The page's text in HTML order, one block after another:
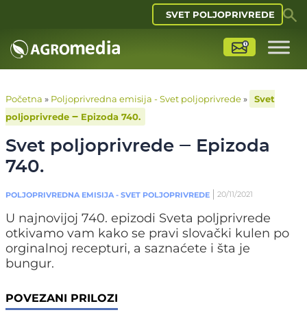
SVET POLJOPRIVREDE
Početna » Poljoprivredna emisija - Svet poljoprivrede»
Svet
poljoprivrede ‒ Epizoda 740.
Svet poljoprivrede ‒ Epizoda
740.
POLJOPRIVREDNA EMISIJA - SVET POLJOPRIVREDE 20/11/2021
U najnovijoj 740. epizodi Sveta poljprivrede
otkivamo vam kako se pravi slovački kulen po
orginalnoj recepturi, a saznaćete i šta je
bungur.
POVEZANI PRILOZI